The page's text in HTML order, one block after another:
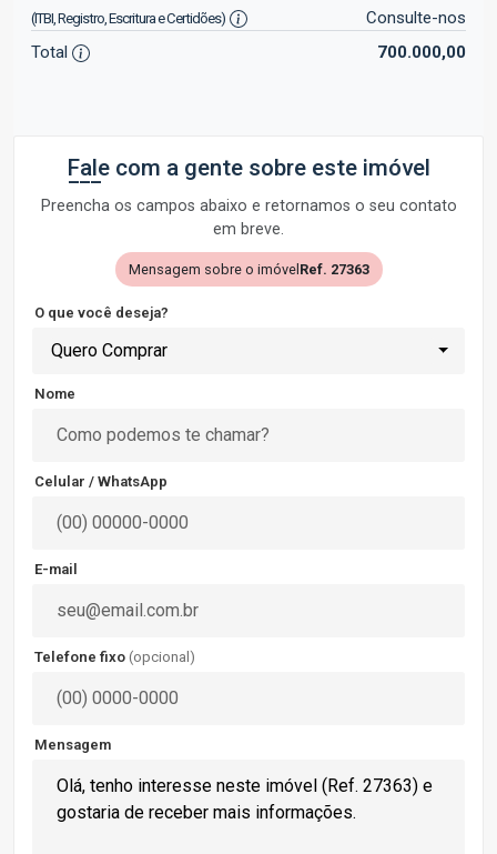
(ITBI, Registro, Escritura e Certidões)
Consulte-nos
Total
700.000,00
Fale com a gente sobre este imóvel
Preencha os campos abaixo e retornamos o seu contato
em breve.
Mensagem sobre o imóvel Ref. 27363
O que você deseja?
Quero Comprar
Nome
Celular / WhatsApp
E-mail
Telefone fixo (opcional)
Mensagem